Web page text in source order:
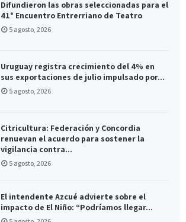
Difundieron las obras seleccionadas para el
41° Encuentro Entrerriano de Teatro
5 agosto, 2026
Uruguay registra crecimiento del 4% en
sus exportaciones de julio impulsado por...
5 agosto, 2026
Citricultura: Federación y Concordia
renuevan el acuerdo para sostener la
vigilancia contra...
5 agosto, 2026
El intendente Azcué advierte sobre el
impacto de El Niño: “Podríamos llegar...